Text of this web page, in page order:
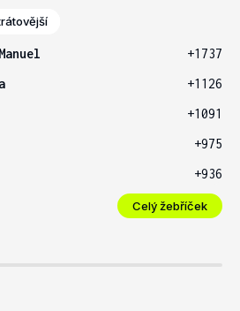
+1737
+1126
+1091
+975
+936
Celý žebříček